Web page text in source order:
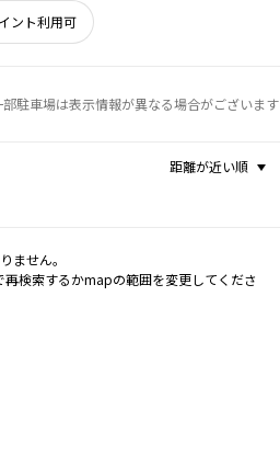
ント利用可
駐車場は表示情報が異なる場合がございます
距離が近い順
ません。
検索するかmapの範囲を変更してくださ